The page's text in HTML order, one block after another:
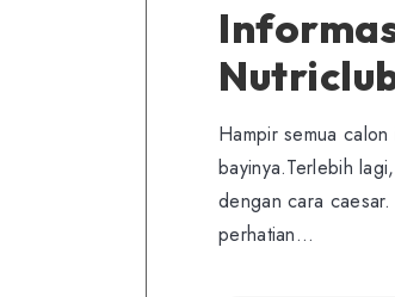
Hampir semua
bayinya.Terlebih
dengan cara
perhatian…